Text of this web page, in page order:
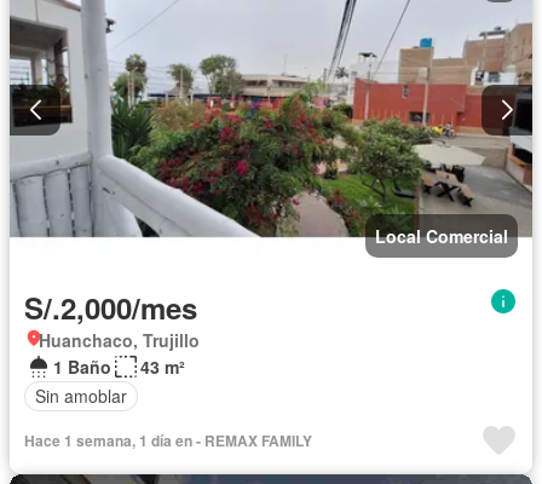
Local Comercial
S/.2,000/mes
Huanchaco, Trujillo
1 Baño
43 m²
Sin amoblar
Hace 1 semana, 1 día en - REMAX FAMILY